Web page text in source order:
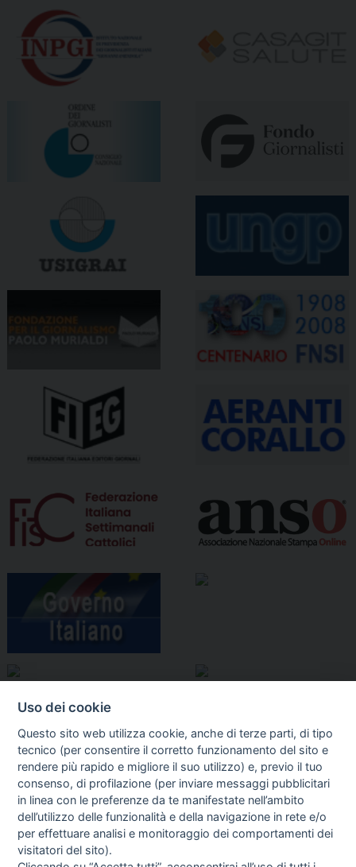
I libri Vedi tutti
Uso dei cookie
Questo sito web utilizza cookie, anche di terze parti, di tipo
tecnico (per consentire il corretto funzionamento del sito e
rendere più rapido e migliore il suo utilizzo) e, previo il tuo
consenso, di profilazione (per inviare messaggi pubblicitari
in linea con le preferenze da te manifestate nell’ambito
dell’utilizzo delle funzionalità e della navigazione in rete e/o
per effettuare analisi e monitoraggio dei comportamenti dei
visitatori del sito).